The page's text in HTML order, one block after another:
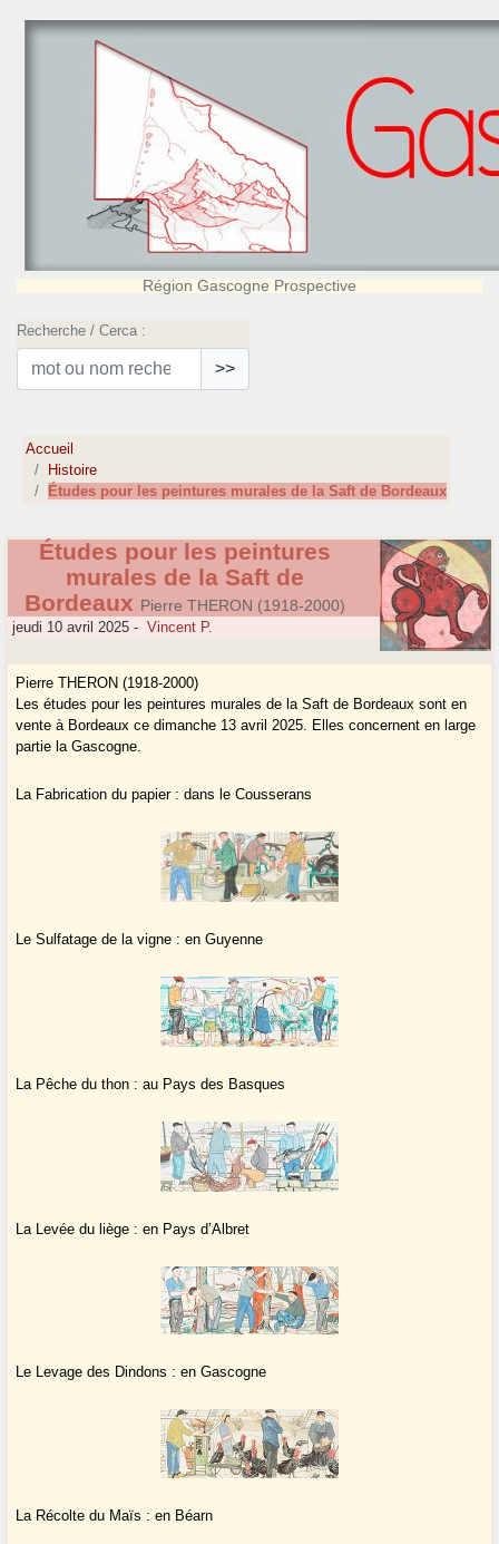
Région Gascogne Prospective
Recherche / Cerca :
>>
Accueil
Histoire
Études pour les peintures murales de la Saft de Bordeaux
Études pour les peintures
murales de la Saft de
Bordeaux Pierre THERON (1918-2000)
jeudi 10 avril 2025 - Vincent P.
Pierre THERON (1918-2000)
Les études pour les peintures murales de la Saft de Bordeaux sont en
vente à Bordeaux ce dimanche 13 avril 2025. Elles concernent en large
partie la Gascogne.
La Fabrication du papier : dans le Cousserans
Le Sulfatage de la vigne : en Guyenne
La Pêche du thon : au Pays des Basques
La Levée du liège : en Pays d’Albret
Le Levage des Dindons : en Gascogne
La Récolte du Maïs : en Béarn